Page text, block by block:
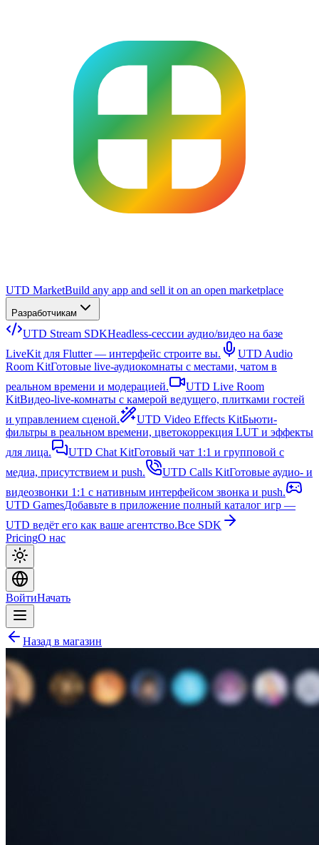
UTD MarketBuild any app and sell it on an open marketplace
Разработчикам
UTD Stream SDKHeadless-сессии аудио/видео на базе
LiveKit для Flutter — интерфейс строите вы.
UTD Audio
Room KitГотовые live-аудиокомнаты с местами, чатом в
реальном времени и модерацией.
UTD Live Room
KitВидео-live-комнаты с камерой ведущего, плитками гостей
и управлением сценой.
UTD Video Effects KitБьюти-
фильтры в реальном времени, цветокоррекция LUT и эффекты
для лица.
UTD Chat KitГотовый чат 1:1 и групповой с
медиа, присутствием и push.
UTD Calls KitГотовые аудио- и
видеозвонки 1:1 с нативным интерфейсом звонка и push.
UTD GamesДобавьте в приложение полный каталог игр —
UTD ведёт его как ваше агентство.Все SDK
PricingО нас
ВойтиНачать
Назад в магазин